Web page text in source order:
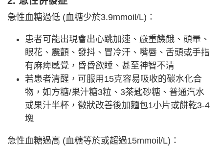
急性血糖過低 (血糖少於3.9mmoil/L)：
患者可能出現會出心跳加速、嚴重饑餓、頭暈、
眼花、震顫、發抖、冒冷汗、嘴唇、舌頭或手指
有麻痺感覺，昏昏欲睡、甚至神智不清
若患者清醒，可服用15克容易吸收的碳水化合
物，如方糖/果汁糖3粒、3茶匙砂糖、普通汽水
或果汁半杯，徵狀改善後加麵包1小片或餅乾3-4
塊
急性血糖過高 (血糖等於或超過15mmoil/L)：